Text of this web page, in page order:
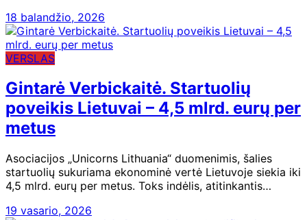
18 balandžio, 2026
VERSLAS
Gintarė Verbickaitė. Startuolių
poveikis Lietuvai – 4,5 mlrd. eurų per
metus
Asociacijos „Unicorns Lithuania“ duomenimis, šalies
startuolių sukuriama ekonominė vertė Lietuvoje siekia iki
4,5 mlrd. eurų per metus. Toks indėlis, atitinkantis…
19 vasario, 2026